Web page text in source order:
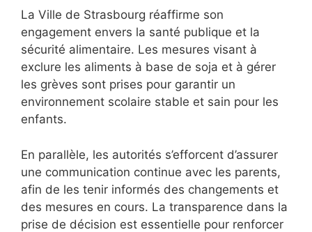
La Ville de Strasbourg réaffirme son
engagement envers la santé publique et la
sécurité alimentaire. Les mesures visant à
exclure les aliments à base de soja et à gérer
les grèves sont prises pour garantir un
environnement scolaire stable et sain pour les
enfants.
En parallèle, les autorités s’efforcent d’assurer
une communication continue avec les parents,
afin de les tenir informés des changements et
des mesures en cours. La transparence dans la
prise de décision est essentielle pour renforcer